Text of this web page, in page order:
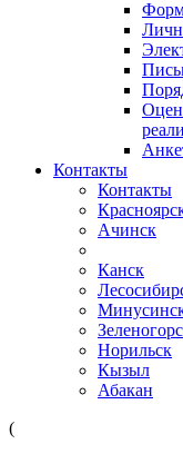
Контакты
Контакты
Ачинск
Канск
Норильск
Кызыл
Абакан
(